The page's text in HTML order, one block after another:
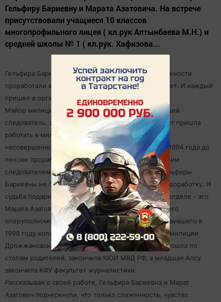
Гельфиру Бариевну и Марата Азатовича. На встрече
присутствовали учащиеся 10 классов
многопрофильного лицея ( кл.рук Алтынбаева М.Н.) и
средней школы № 1 ( кл.рук. Хафизова...
Гельфира Бариевна и Марат Азатович в общей сложности
проработали в органах внутренних дел более 80 лет. И каждый
пришел в органы внутренних дел по-своему.
Майор милиции Гульфира Бариевна, бывший старший
следователь, закончив КГУ, исторический факультет пришла
работать в милицию в подразделение по делам
несовершеннолетних, где прослужила 10 лет. А с 1994 года до
пенсии проработала в следственном отделе старшим
следователем. За годы работы следователем у Гельфиры
Бариевны не было возвращено ни одного дела на доработку. И
судьба подарила ей любимого человека именно в отделе - это
Марата Азатовича, подполковника милиции, бывшего
оперуполномоченного уголовного розыска, возглавившего в
1998 году коллектив участковых уполномоченных милиции
Дрожжановского ОВД. Старшая их дочь Эльмира пошла по
стопам родителей, закончила КЮИ МВД РФ, а младшая Алсу
закончила КФУ факультет журналистики.
Рассказывая о своей работе, Гельфира Бариевна и Марат
Азатович подчеркнули, что только слаженность, чувство